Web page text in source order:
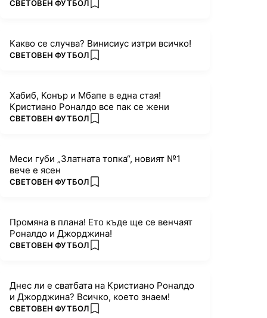
ПОВЕЧЕ ОТ
СВЕТОВЕН ФУТБОЛ add favorites
Какво се случва? Винисиус изтри всичко!
ПОВЕЧЕ ОТ
СВЕТОВЕН ФУТБОЛ add favorites
Хабиб, Конър и Мбапе в една стая!
Кристиано Роналдо все пак се жени
ПОВЕЧЕ ОТ
СВЕТОВЕН ФУТБОЛ add favorites
Меси губи „Златната топка“, новият №1
вече е ясен
ПОВЕЧЕ ОТ
СВЕТОВЕН ФУТБОЛ add favorites
Промяна в плана! Ето къде ще се венчаят
Роналдо и Джорджина!
ПОВЕЧЕ ОТ
СВЕТОВЕН ФУТБОЛ add favorites
Днес ли е сватбата на Кристиано Роналдо
и Джорджина? Всичко, което знаем!
ПОВЕЧЕ ОТ
СВЕТОВЕН ФУТБОЛ add favorites